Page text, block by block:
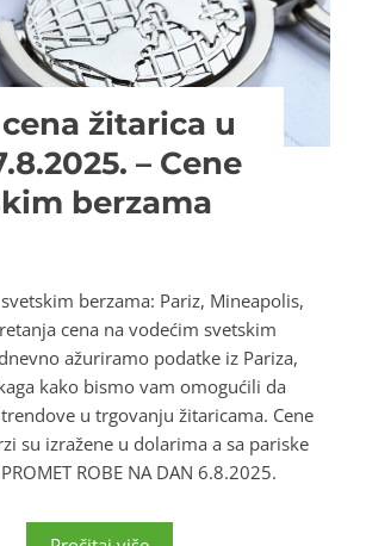
žitarica u
– Cene
berzama
berzama: Pariz, Mineapolis,
cena na vodećim svetskim
ažuriramo podatke iz Pariza,
kako bismo vam omogućili da
u trgovanju žitaricama. Cene
su izražene u dolarima a sa pariske
ROBE NA DAN 6.8.2025.